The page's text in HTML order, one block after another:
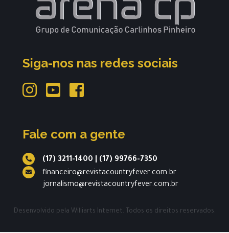
Siga-nos nas redes sociais
Fale com a gente
(17) 3211-1400
(17) 99766-7350
financeiro@revistacountryfever.com.br
jornalismo@revistacountryfever.com.br
Desenvolvido pela Williarts Internet. Todos os direitos reservados.